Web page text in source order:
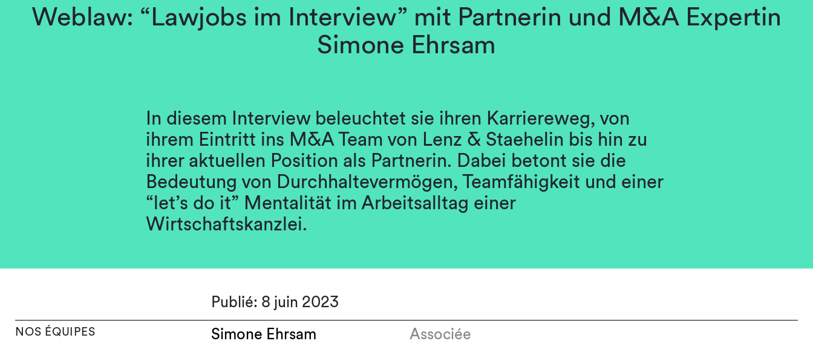
Weblaw: “Lawjobs im Interview” mit Partnerin und M&A Expertin
Simone Ehrsam
In diesem Interview beleuchtet sie ihren Karriereweg, von
ihrem Eintritt ins M&A Team von Lenz & Staehelin bis hin zu
ihrer aktuellen Position als Partnerin. Dabei betont sie die
Bedeutung von Durchhaltevermögen, Teamfähigkeit und einer
“let’s do it” Mentalität im Arbeitsalltag einer
Wirtschaftskanzlei.
Publié: 8 juin 2023
NOS ÉQUIPES Simone Ehrsam Associée